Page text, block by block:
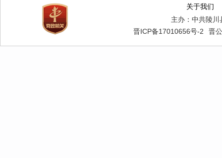
关于我们
主办：中共陵
晋ICP备17010656号-2
晋